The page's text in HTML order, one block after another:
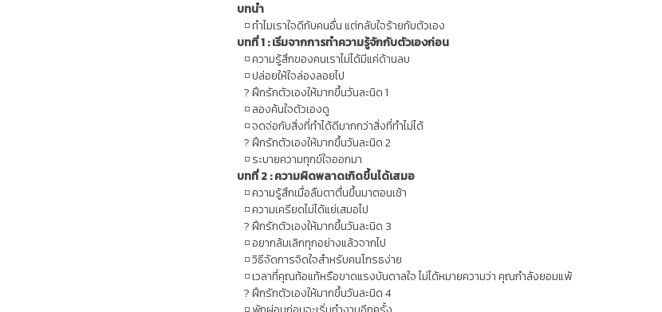
บทนำ
◽ ทำไมเราใจดีกับคนอื่น แต่กลับใจร้ายกับตัวเอง
บทที่ 1 : เริ่มจากการทำความรู้จักกับตัวเองก่อน
◽ ความรู้สึกของคนเราไม่ได้มีแค่ด้านลบ
◽ ปล่อยให้ใจล่องลอยไป
? ฝึกรักตัวเองให้มากขึ้นวันละนิด 1
◽ ลองค้นใจตัวเองดู
◽ จดจ่อกับสิ่งที่ทำได้ดีมากกว่าสิ่งที่ทำไม่ได้
? ฝึกรักตัวเองให้มากขึ้นวันละนิด 2
◽ ระบายความทุกข์ใจออกมา
บทที่ 2 : ความผิดพลาดเกิดขึ้นได้เสมอ
◽ ความรู้สึกเมื่อลืมตาตื่นขึ้นมาตอนเช้า
◽ ความเครียดไม่ได้แย่เสมอไป
? ฝึกรักตัวเองให้มากขึ้นวันละนิด 3
◽ อยากล้มเลิกทุกอย่างแล้วจากไป
◽ วิธีจัดการจิดใจสำหรับคนโกรธง่าย
◽ เวลาที่คุณท้อแท้หรือขาดแรงบันดาลใจ ไม่ได้หมายความว่า คุณกำลังยอมแพ้
? ฝึกรักตัวเองให้มากขึ้นวันละนิด 4